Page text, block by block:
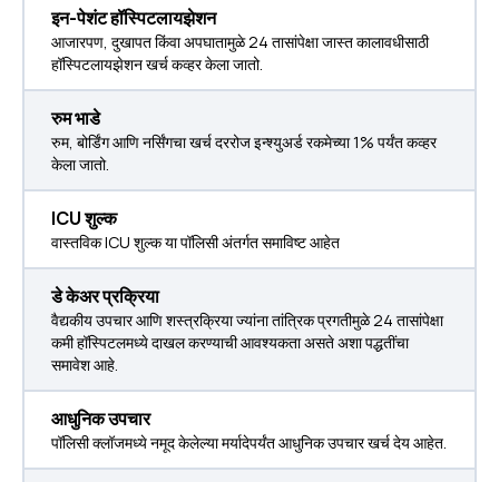
इन-पेशंट हॉस्पिटलायझेशन
आजारपण, दुखापत किंवा अपघातामुळे 24 तासांपेक्षा जास्त कालावधीसाठी
हॉस्पिटलायझेशन खर्च कव्हर केला जातो.
रुम भाडे
रुम, बोर्डिंग आणि नर्सिंगचा खर्च दररोज इन्श्युअर्ड रकमेच्या 1% पर्यंत कव्हर
केला जातो.
ICU शुल्क
वास्तविक ICU शुल्क या पॉलिसी अंतर्गत समाविष्ट आहेत
डे केअर प्रक्रिया
वैद्यकीय उपचार आणि शस्त्रक्रिया ज्यांना तांत्रिक प्रगतीमुळे 24 तासांपेक्षा
कमी हॉस्पिटलमध्ये दाखल करण्याची आवश्यकता असते अशा पद्धतींचा
समावेश आहे.
आधुनिक उपचार
पॉलिसी क्लॉजमध्ये नमूद केलेल्या मर्यादेपर्यंत आधुनिक उपचार खर्च देय आहेत.